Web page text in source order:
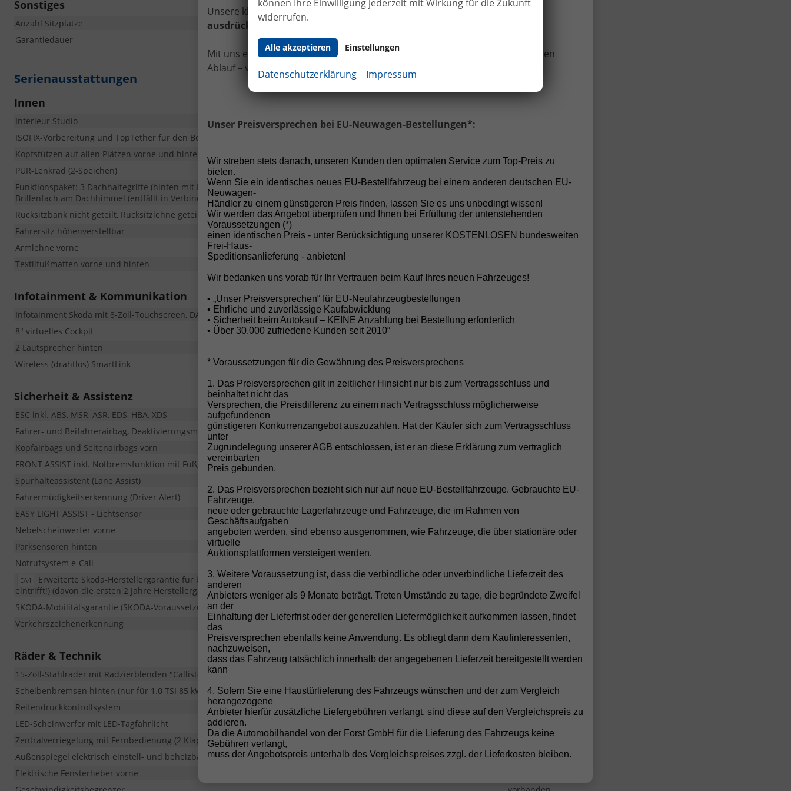
Sonstiges
Anzahl Sitzplätze
Garantiedauer
Serienausstattungen
Innen
Interieur Studio
ISOFIX-Vorbereitung und TopTether für den Beifahrersitz
Kopfstützen auf allen Plätzen vorne und hinten
PUR-Lenkrad (2-Speichen)
Funktionspaket: 3 Dachhaltegriffe (hinten mit Kleiderhaken), Sonnenblenden auf Fahrer- und Beifahrerseite mit Make-up-Spiegeln,
Brillenfach am Dachhimmel (entfällt in Verbindung mit Panoramaglasdach), Leseleuchten vorne und hinten
vorhanden
Rücksitzbank nicht geteilt, Rücksitzlehne geteilt umklappbar 60:40
vorhanden
Fahrersitz höhenverstellbar
vorhanden
Armlehne vorne
Textilfußmatten vorne und hinten
Infotainment & Kommunikation
Infotainment Skoda mit 8-Zoll-Touchscreen, DAB, Bluetooth-Freisprecheinrichtung, 4 Lautsprecher
vorhanden
8" virtuelles Cockpit
2 Lautsprecher hinten
Wireless (drahtlos) SmartLink
Sicherheit & Assistenz
ESC inkl. ABS, MSR, ASR, EDS, HBA, XDS
Fahrer- und Beifahrerairbag, Deaktivierungsmöglichkeit für Beifahrerairbag
vorhanden
Kopfairbags und Seitenairbags vorn
vorhanden
FRONT ASSIST inkl. Notbremsfunktion mit Fußgängererkennung
Spurhalteassistent (Lane Assist)
Fahrermüdigkeitserkennung (Driver Alert)
EASY LIGHT ASSIST - Lichtsensor
vorhanden
Nebelscheinwerfer vorne
vorhanden
Parksensoren hinten
Notrufsystem e-Call
EA4
Erweiterte Skoda-Herstellergarantie für bis zu 5 Jahre ab Erstzulassung/Garantieanmeldung bzw. max. 100.000 km (was zuerst
eintrifft!) (davon die ersten 2 Jahre Herstellergarantie ohne Kilometerbegrenzung!)
vorhanden
SKODA-Mobilitätsgarantie (SKODA-Voraussetzungen müssen hierzu erfüllt werden!)
Verkehrszeichenerkennung
vorhanden
Räder & Technik
15-Zoll-Stahlräder mit Radzierblenden "Callisto", 5,5Jx15, Bereifung 185/65 R15
Scheibenbremsen hinten (nur für 1.0 TSI 85 kW und 1.5 TSI 110KW DSG)
vorhanden
Reifendruckkontrollsystem
vorhanden
LED-Scheinwerfer mit LED-Tagfahrlicht
Zentralverriegelung mit Fernbedienung (2 Klappschlüssel)
vorhanden
Außenspiegel elektrisch einstell- und beheizbar, Spiegelgehäuse in Wagenfarbe lackiert
vorhanden
Elektrische Fensterheber vorne
können Ihre Einwilligung jederzeit mit Wirkung für die Zukunft
widerrufen.
Alle akzeptieren Einstellungen
Datenschutzerklärung Impressum
Unsere klare Haltung:
Von Anzahlungen vor Vertragsabschluss raten wir
ausdrücklich ab!
Mit uns entscheiden Sie sich für Sicherheit, Fairness und einen professionellen
Ablauf – vom ersten Gespräch bis zur Fahrzeugübergabe.
Unser Preisversprechen bei EU-Neuwagen-Bestellungen*:
Wir streben stets danach, unseren Kunden den optimalen Service zum Top-Preis zu
bieten.
Wenn Sie ein identisches neues EU-Bestellfahrzeug bei einem anderen deutschen EU-
Neuwagen-
Händler zu einem günstigeren Preis finden, lassen Sie es uns unbedingt wissen!
Wir werden das Angebot überprüfen und Ihnen bei Erfüllung der untenstehenden
Voraussetzungen (*)
einen identischen Preis - unter Berücksichtigung unserer KOSTENLOSEN bundesweiten
Frei-Haus-
Speditionsanlieferung - anbieten!
Wir bedanken uns vorab für Ihr Vertrauen beim Kauf Ihres neuen Fahrzeuges!
• „Unser Preisversprechen“ für EU-Neufahrzeugbestellungen
• Ehrliche und zuverlässige Kaufabwicklung
• Sicherheit beim Autokauf – KEINE Anzahlung bei Bestellung erforderlich
• Über 30.000 zufriedene Kunden seit 2010“
* Voraussetzungen für die Gewährung des Preisversprechens
1. Das Preisversprechen gilt in zeitlicher Hinsicht nur bis zum Vertragsschluss und
beinhaltet nicht das
Versprechen, die Preisdifferenz zu einem nach Vertragsschluss möglicherweise
aufgefundenen
günstigeren Konkurrenzangebot auszuzahlen. Hat der Käufer sich zum Vertragsschluss
unter
Zugrundelegung unserer AGB entschlossen, ist er an diese Erklärung zum vertraglich
vereinbarten
Preis gebunden.
2. Das Preisversprechen bezieht sich nur auf neue EU-Bestellfahrzeuge. Gebrauchte EU-
Fahrzeuge,
neue oder gebrauchte Lagerfahrzeuge und Fahrzeuge, die im Rahmen von
Geschäftsaufgaben
angeboten werden, sind ebenso ausgenommen, wie Fahrzeuge, die über stationäre oder
virtuelle
Auktionsplattformen versteigert werden.
3. Weitere Voraussetzung ist, dass die verbindliche oder unverbindliche Lieferzeit des
anderen
Anbieters weniger als 9 Monate beträgt. Treten Umstände zu tage, die begründete Zweifel
an der
Einhaltung der Lieferfrist oder der generellen Liefermöglichkeit aufkommen lassen, findet
das
Preisversprechen ebenfalls keine Anwendung. Es obliegt dann dem Kaufinteressenten,
nachzuweisen,
dass das Fahrzeug tatsächlich innerhalb der angegebenen Lieferzeit bereitgestellt werden
kann
4. Sofern Sie eine Haustürlieferung des Fahrzeugs wünschen und der zum Vergleich
herangezogene
Anbieter hierfür zusätzliche Liefergebühren verlangt, sind diese auf den Vergleichspreis zu
addieren.
Da die Automobilhandel von der Forst GmbH für die Lieferung des Fahrzeugs keine
Gebühren verlangt,
muss der Angebotspreis unterhalb des Vergleichspreises zzgl. der Lieferkosten bleiben.